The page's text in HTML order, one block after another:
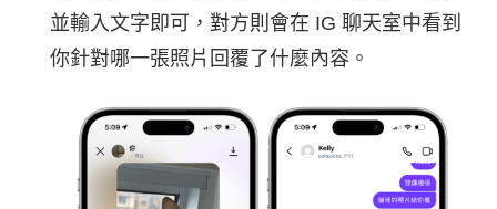
並輸入文字即可，對方則會在 IG 聊天室中看到
你針對哪一張照片回覆了什麼內容。